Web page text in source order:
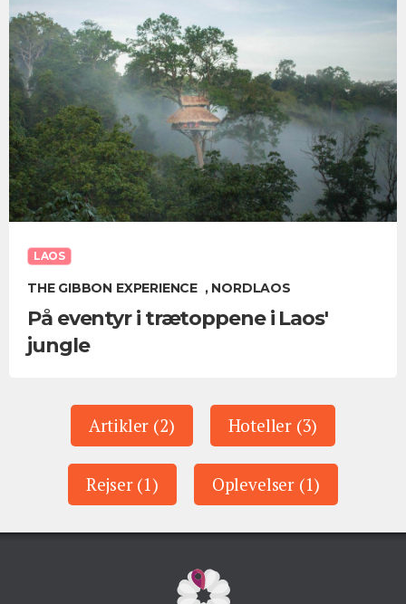
LAOS
THE GIBBON EXPERIENCE , NORDLAOS
På eventyr i trætoppene i Laos'
jungle
Artikler (2) Hoteller (3)
Rejser (1) Oplevelser (1)